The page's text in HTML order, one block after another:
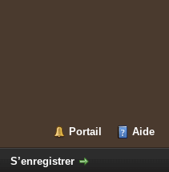
Portail Aide
S’enregistrer